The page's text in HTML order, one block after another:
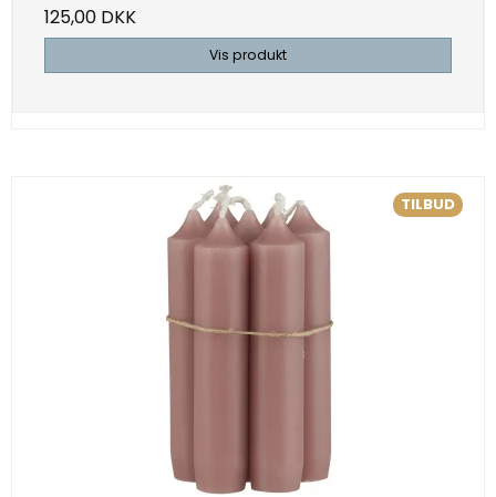
125,00 DKK
Vis produkt
TILBUD